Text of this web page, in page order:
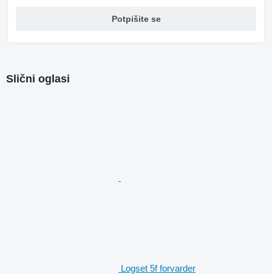
Potpišite se
Slični oglasi
Logset 5f forvarder